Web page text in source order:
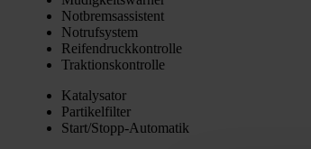
Not­brems­as­sis­tent
Not­ruf­sys­tem
Rei­fen­druck­kon­trol­le
Trak­ti­ons­kon­trol­le
Kata­ly­sa­tor
Par­ti­kel­fil­ter
Star­t/­Stopp-Auto­ma­tik